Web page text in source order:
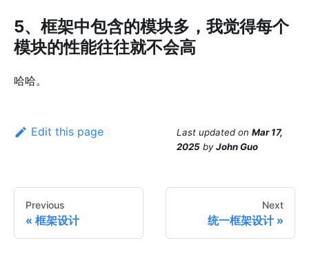
5、框架中包含的模块多，我觉得每个
模块的性能往往就不会高
哈哈。
Edit this page Last updated on Mar 17,
2025 byJohn Guo
Previous
框架设计
Next
统一框架设计